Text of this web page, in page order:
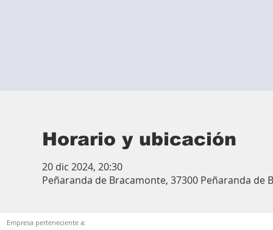
Horario y ubicación
20 dic 2024, 20:30
Peñaranda de Bracamonte, 37300 Peñaranda de
Empresa perteneciente a: